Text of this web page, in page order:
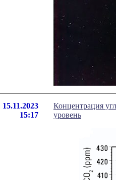
15.11.2023
15:17
Концентрация
уровень